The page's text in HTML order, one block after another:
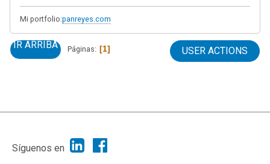
Mi portfolio:panreyes.com
IR ARRIBA Páginas 1 USER ACTIONS
Síguenos en